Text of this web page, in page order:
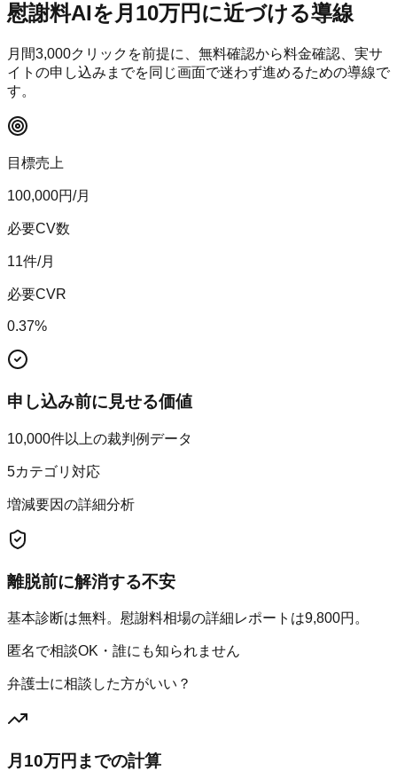
慰謝料AIを月10万円に近づける導線
月間3,000クリックを前提に、無料確認から料金確認、実サ
イトの申し込みまでを同じ画面で迷わず進めるための導線で
す。
目標売上
100,000円/月
必要CV数
11件/月
必要CVR
0.37%
申し込み前に見せる価値
10,000件以上の裁判例データ
5カテゴリ対応
増減要因の詳細分析
離脱前に解消する不安
基本診断は無料。慰謝料相場の詳細レポートは9,800円。
匿名で相談OK・誰にも知られません
弁護士に相談した方がいい？
月10万円までの計算